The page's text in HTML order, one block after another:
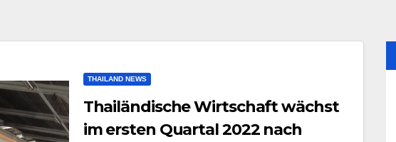
THAILAND NEWS
Thailändische Wirtschaft wächst
im ersten Quartal 2022 nach